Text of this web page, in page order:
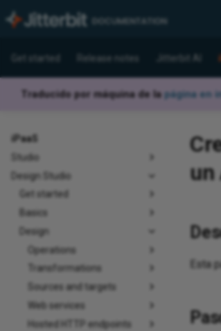
Get started Release notes Jitterbit AI
Traducido por máquina de la página en
iPaaS
Studio
Design Studio
Get started
Basics
Design
Operations
Transformations
Sources and targets
Web services
Hosted HTTP endpoints
un
Esta